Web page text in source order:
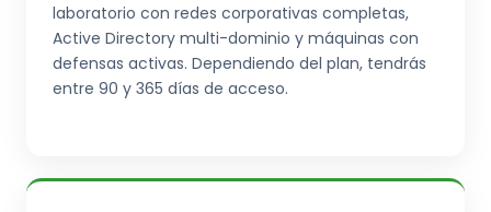
laboratorio con redes corporativas completas,
Active Directory multi-dominio y máquinas con
defensas activas. Dependiendo del plan, tendrás
entre 90 y 365 días de acceso.